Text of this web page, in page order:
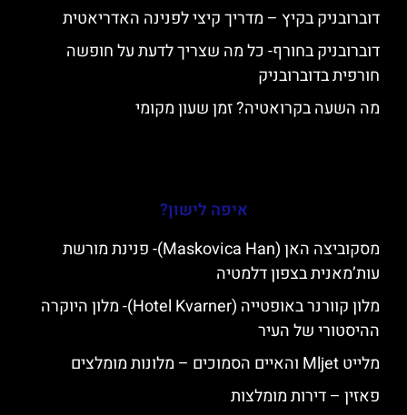
דוברובניק בקיץ – מדריך קיצי לפנינה האדריאטית
דוברובניק בחורף- כל מה שצריך לדעת על חופשה
חורפית בדוברובניק
מה השעה בקרואטיה? זמן שעון מקומי
איפה לישון?
מסקוביצה האן (Maskovica Han)- פנינת מורשת
עות’מאנית בצפון דלמטיה
מלון קוורנר באופטייה (Hotel Kvarner)- מלון היוקרה
ההיסטורי של העיר
מלייט Mljet והאיים הסמוכים – מלונות מומלצים
פאזין – דירות מומלצות